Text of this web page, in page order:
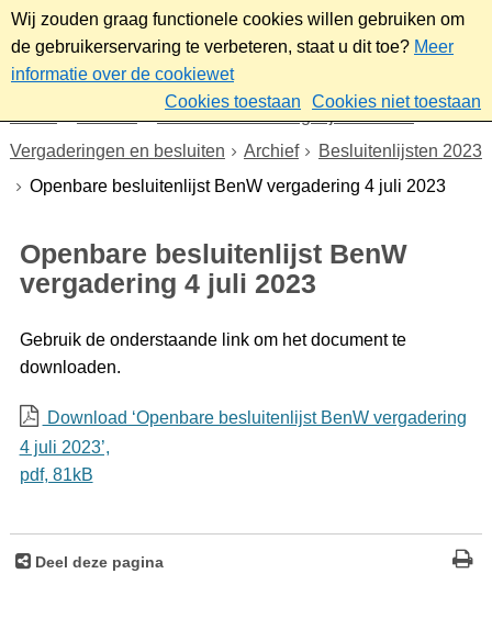
Wij zouden graag functionele cookies willen gebruiken om
de gebruikerservaring te verbeteren, staat u dit toe? Meer
informatie over de cookiewet
Cookies toestaan
Cookies niet toestaan
Gemeenteraad/Dagelijks bestuur
Vergaderingen en besluiten
Archief
Besluitenlijsten 2023
Openbare besluitenlijst BenW vergadering 4 juli 2023
Openbare besluitenlijst BenW
vergadering 4 juli 2023
Gebruik de onderstaande link om het document te
downloaden.
Download ‘Openbare besluitenlijst BenW vergadering
4 juli 2023’,
pdf, 81kB
Deel deze pagina